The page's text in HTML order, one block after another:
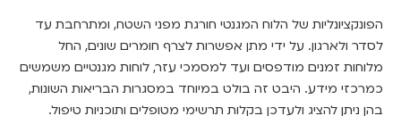
הפונקציונליות של הלוח המגנטי חורגת מפני השטח, ומתרחבת עד
לסדר ולארגון. על ידי מתן אפשרות לצרף חומרים שונים, החל
מלוחות זמנים מודפסים ועד למסמכי עזר, לוחות מגנטיים משמשים
כמרכזי מידע. היבט זה בולט במיוחד במסגרות הבריאות השונות,
בהן ניתן להציג ולעדכן בקלות תרשימי מטופלים ותוכניות טיפול.